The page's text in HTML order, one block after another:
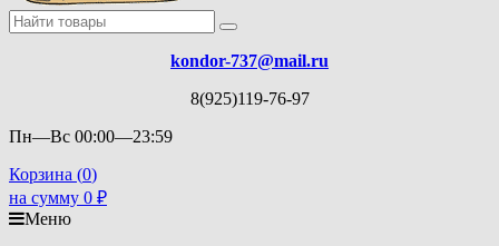
kondor-737@mail.ru
8(925)119-76-97
Пн—Вс 00:00—23:59
Корзина (0)
на сумму 0 ₽
Меню